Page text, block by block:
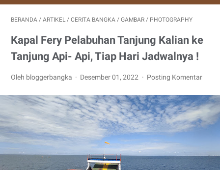
BERANDA / ARTIKEL / CERITA BANGKA / GAMBAR / PHOTOGRAPHY
Kapal Fery Pelabuhan Tanjung Kalian ke
Tanjung Api- Api, Tiap Hari Jadwalnya !
Oleh bloggerbangka Desember 01, 2022 Posting Komentar